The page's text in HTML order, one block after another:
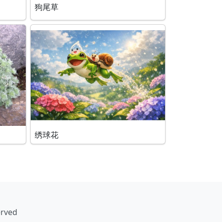
狗尾草
绣球花